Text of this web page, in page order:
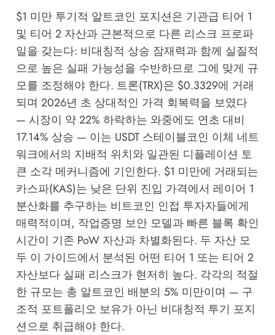
$1 미만 투기적 알트코인 포지션은 기관급 티어 1
및 티어 2 자산과 근본적으로 다른 리스크 프로파
일을 갖는다: 비대칭적 상승 잠재력과 함께 실질적
으로 높은 실패 가능성을 수반하므로 그에 맞게 규
모를 조정해야 한다. 트론(TRX)은 $0.3329에 거래
되며 2026년 초 상대적인 가격 회복력을 보였다
— 시장이 약 22% 하락하는 와중에도 연초 대비
17.14% 상승 — 이는 USDT 스테이블코인 이체 네트
워크에서의 지배적 위치와 일관된 디플레이션 토
큰 소각 메커니즘에 기인한다. $1 미만에 거래되는
카스파(KAS)는 낮은 단위 진입 가격에서 레이어 1
분산화를 추구하는 비트코인 인접 투자자들에게
매력적이며, 작업증명 보안 모델과 빠른 블록 확인
시간이 기존 PoW 자산과 차별화된다. 두 자산 모
두 이 가이드에서 분석된 어떤 티어 1 또는 티어 2
자산보다 실패 리스크가 현저히 높다. 각각의 적절
한 규모는 총 알트코인 배분의 5% 미만이며 — 구
조적 포트폴리오 보유가 아닌 비대칭적 투기 포지
션으로 취급해야 한다.